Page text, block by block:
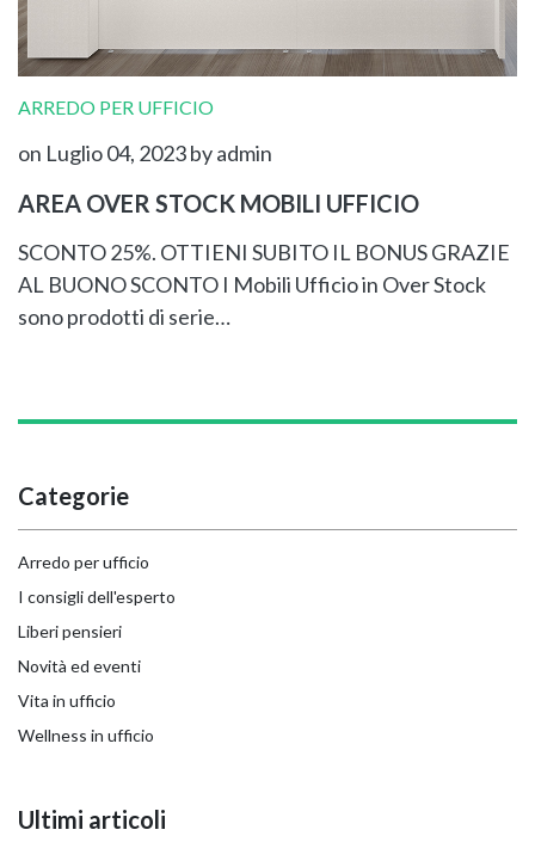
ARREDO PER UFFICIO
on Luglio 04, 2023by admin
AREA OVER STOCK MOBILI UFFICIO
SCONTO 25%. OTTIENI SUBITO IL BONUS GRAZIE
AL BUONO SCONTO I Mobili Ufficio in Over Stock
sono prodotti di serie…
Categorie
Arredo per ufficio
I consigli dell'esperto
Liberi pensieri
Novità ed eventi
Vita in ufficio
Wellness in ufficio
Ultimi articoli